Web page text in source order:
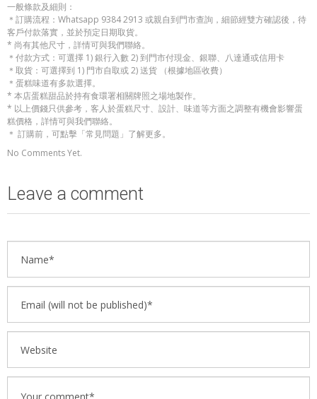
一般條款及細則：
＊訂購流程：Whatsapp 9384 2913 或親自到門市查詢，細節經雙方確認後，待
客戶付款落實，並於預定日期取貨。
* 尚有其他尺寸，詳情可與我們聯絡。
＊付款方式：可選擇 1) 銀行入數 2) 到門市付現金、銀聯、八達通或信用卡
＊取貨：可選擇到 1) 門市自取或 2) 送貨 （根據地區收費）
＊蛋糕味道有多款選擇。
* 本店蛋糕甜品於持有食環署相關牌照之場地製作。
* 以上價錢只供參考，客人於蛋糕尺寸、設計、味道等方面之調整有機會影響蛋
糕價格，詳情可與我們聯絡。
＊ 訂購前，可點擊「常見問題」了解更多。
No Comments Yet.
Leave a comment